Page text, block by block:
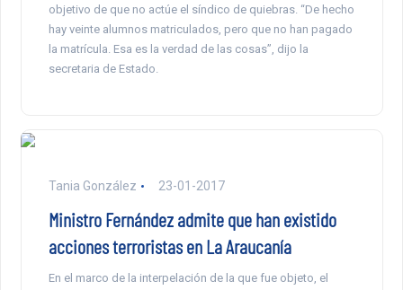
objetivo de que no actúe el síndico de quiebras. “De hecho
hay veinte alumnos matriculados, pero que no han pagado
la matrícula. Esa es la verdad de las cosas”, dijo la
secretaria de Estado.
Tania González 23-01-2017
Ministro Fernández admite que han existido
acciones terroristas en La Araucanía
En el marco de la interpelación de la que fue objeto, el